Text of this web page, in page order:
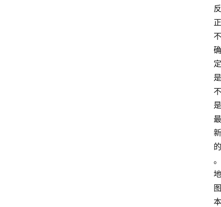
反
正
不
确
定
是
不
是
最
新
的
。
地
图
本